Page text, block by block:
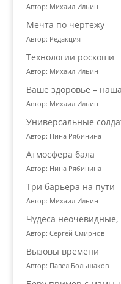
Автор: Михаил Ильин
Мечта по чертежу
Автор: Редакция
Технологии роскоши
Автор: Михаил Ильин
Ваше здоровье –
Автор: Михаил Ильин
Универсальные
Автор: Нина Рябинина
Атмосфера бала
Автор: Нина Рябинина
Три барьера на пути
Автор: Михаил Ильин
Чудеса
Автор: Сергей Смирнов
Вызовы времени
Автор: Павел Большаков